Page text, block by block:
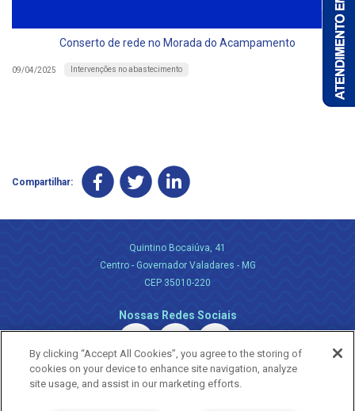
Conserto de rede no Morada do Acampamento
09/04/2025 Intervenções no abastecimento
Compartilhar:
Quintino Bocaiúva, 41
Centro - Governador Valadares - MG
CEP 35010-220
Nossas Redes Sociais
By clicking “Accept All Cookies”, you agree to the storing of
cookies on your device to enhance site navigation, analyze
site usage, and assist in our marketing efforts.